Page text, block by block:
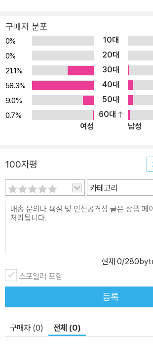
구매자 분포
0% 10대
0%
20대
21.1%
30대
58.3%
40대
9.0%
50대
0.7%
60대
여성
남성
100자평
카테고리
현재 0/
스포일러 포함
등록
구매자 (0) 전체 (0)